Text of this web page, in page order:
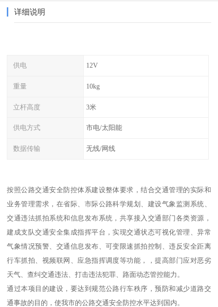
详细说明
供电 12V
重量 10kg
立杆高度 3米
供电方式 市电/太阳能
数据传输 无线/网线
按照公路交通安全防控体系建设整体要求，结合交通管理的实际和
业务管理需求，在省际、市际公路科学规划、建设气象监测系统、
交通违法抓拍系统和信息发布系统，共享接入交通部门各类资源，
建成支队交通安全集成指挥平台，实现交通状态可视化管理、异常
气象情况预警、交通信息发布、可变限速抓拍控制、违反安全距离
行车抓拍、视频联网、应急指挥调度等功能，，提高部门应对恶劣
天气、查纠交通违法、打击违法犯罪、路面动态管控能力。
通过本项目的建设，要达到规范公路行车秩序，预防和减少道路交
通事故的目的，使我市的公路交通安全防控水平达到国内。